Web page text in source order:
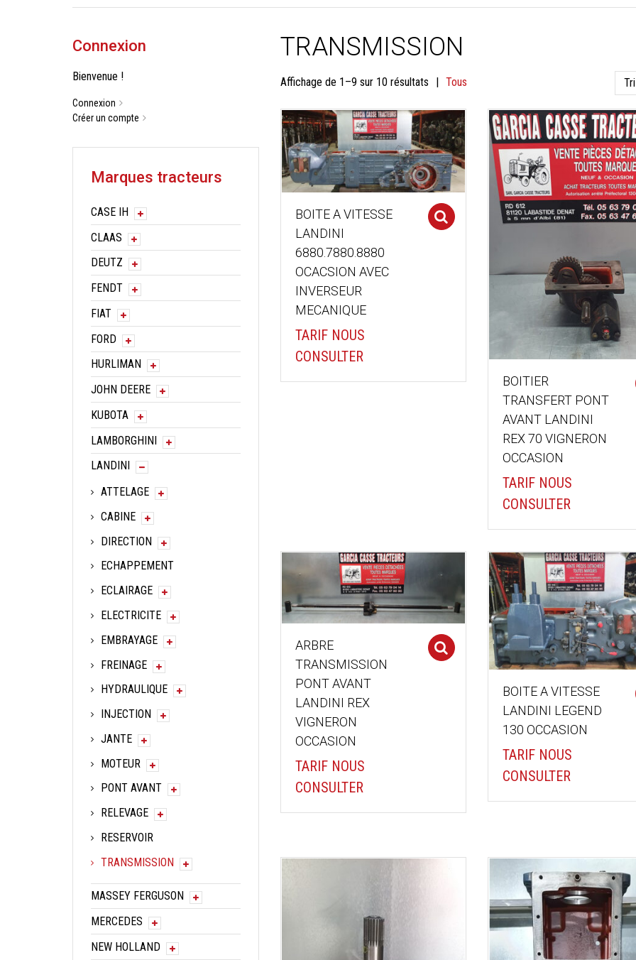
TRANSMISSION
Affichage de 1–9 sur 10 résultatsTrié
du
plus
récent
au
plus
ancien
Tous
BOITE A VITESSE
LANDINI
6880.7880.8880
OCACSION AVEC
INVERSEUR
MECANIQUE
TARIF NOUS
CONSULTER
Select options
BOITIER
TRANSFERT PONT
AVANT LANDINI
REX 70 VIGNERON
OCCASION
TARIF NOUS
CONSULTER
ARBRE
TRANSMISSION
PONT AVANT
LANDINI REX
VIGNERON
OCCASION
TARIF NOUS
CONSULTER
Select options
BOITE A VITESSE
LANDINI LEGEND
130 OCCASION
TARIF NOUS
CONSULTER
Connexion
Bienvenue !
Connexion
Créer un compte
Marques tracteurs
CASE IH
CLAAS
DEUTZ
FENDT
FIAT
FORD
HURLIMAN
JOHN DEERE
KUBOTA
LAMBORGHINI
LANDINI
ATTELAGE
CABINE
DIRECTION
ECHAPPEMENT
ECLAIRAGE
ELECTRICITE
EMBRAYAGE
FREINAGE
HYDRAULIQUE
INJECTION
JANTE
MOTEUR
PONT AVANT
RELEVAGE
RESERVOIR
TRANSMISSION
MASSEY FERGUSON
MERCEDES
NEW HOLLAND